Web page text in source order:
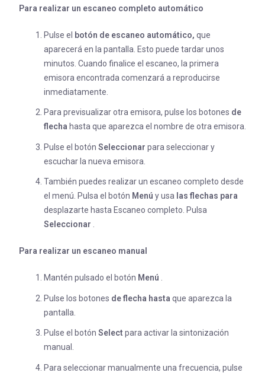
Para realizar un escaneo completo automático
Pulse el botón de escaneo automático, que
aparecerá en la pantalla. Esto puede tardar unos
minutos. Cuando finalice el escaneo, la primera
emisora encontrada comenzará a reproducirse
inmediatamente.
Para previsualizar otra emisora, pulse los botones de
flecha hasta que aparezca el nombre de otra emisora.
Pulse el botón Seleccionar para seleccionar y
escuchar la nueva emisora.
También puedes realizar un escaneo completo desde
el menú. Pulsa el botón Menú y usa las flechas para
desplazarte hasta Escaneo completo. Pulsa
Seleccionar
Para realizar un escaneo manual
Mantén pulsado el botón Menú
Pulse los botones de flecha hasta que aparezca la
pantalla.
Pulse el botón Select para activar la sintonización
manual.
Para seleccionar manualmente una frecuencia, pulse